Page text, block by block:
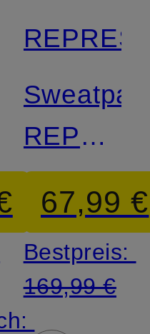
CLUB
67,99 €
Bestpreis:
169,99 €